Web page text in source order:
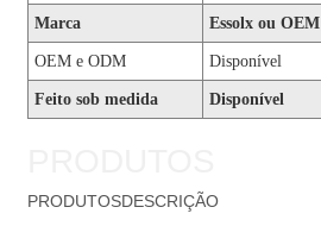
Marca Essolx ou OEM
OEM e ODM Disponível
Feito sob medida Disponível
PRODUTOSDESCRIÇÃO